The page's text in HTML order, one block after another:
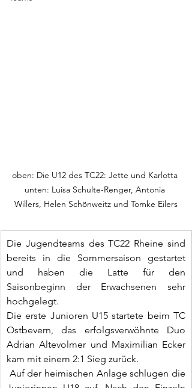
oben: Die U12 des TC22: Jette und Karlotta
unten: Luisa Schulte-Renger, Antonia
Willers, Helen Schönweitz und Tomke Eilers
Die Jugendteams des TC22 Rheine sind
bereits in die Sommersaison gestartet
und haben die Latte für den
Saisonbeginn der Erwachsenen sehr
hochgelegt.
Die erste Junioren U15 startete beim TC
Ostbevern, das erfolgsverwöhnte Duo
Adrian Altevolmer und Maximilian Ecker
kam mit einem 2:1 Sieg zurück.
Auf der heimischen Anlage schlugen die